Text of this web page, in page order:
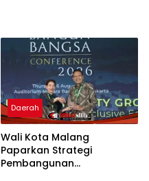
Daerah
Wali Kota Malang
Paparkan Strategi
Pembangunan